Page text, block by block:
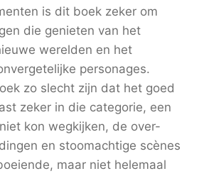
is dit boek zeker om
die genieten van het
werelden en het
personages.
zo slecht zijn dat het goed
zeker in die categorie, een
kon wegkijken, de over-
en stoomachtige scènes
maar niet helemaal